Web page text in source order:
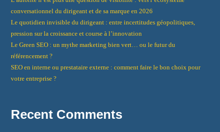
conversationnel du dirigeant et de sa marque en 2026
Le quotidien invisible du dirigeant : entre incertitudes géopolitiques,
pression sur la croissance et course à l’innovation
Le Green SEO : un mythe marketing bien vert… ou le futur du
référencement ?
SEO en interne ou prestataire externe : comment faire le bon choix pour
votre entreprise ?
Recent Comments